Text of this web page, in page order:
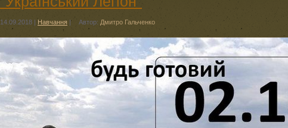
14.09.2018 | Навчання | Автор: Дмитро Гальченко